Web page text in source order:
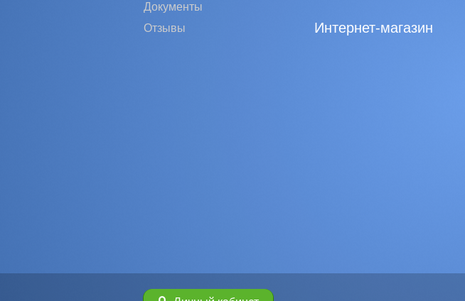
Документы
Отзывы
Интернет-магазин